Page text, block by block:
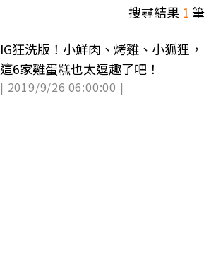
搜尋結果 1筆
IG狂洗版！小鮮肉、烤雞、小狐狸，
這6家雞蛋糕也太逗趣了吧！
| 2019/9/26 06:00:00 |